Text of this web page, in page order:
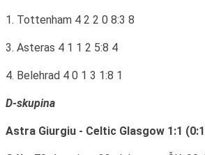
1. Tottenham 4 2 2 0 8:3 8
3. Asteras 4 1 1 2 5:8 4
4. Belehrad 4 0 1 3 1:8 1
D-skupina
Astra Giurgiu - Celtic Glasgow 1:1